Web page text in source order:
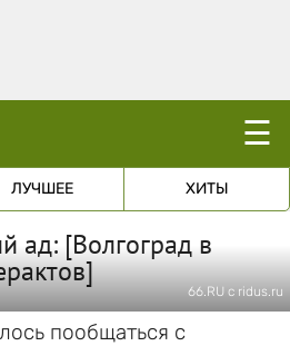
☰
ЛУЧШЕЕ ХИТЫ
ад: [Волгоград в
66.RU с ridus.ru
пообщаться с